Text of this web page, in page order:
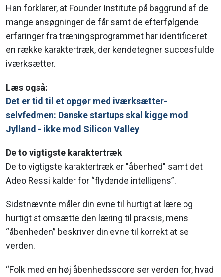
Han forklarer, at Founder Institute på baggrund af de
mange ansøgninger de får samt de efterfølgende
erfaringer fra træningsprogrammet har identificeret
en række karaktertræk, der kendetegner succesfulde
iværksætter.
Læs også:
Det er tid til et opgør med iværksætter-
selvfedmen: Danske startups skal kigge mod
Jylland - ikke mod Silicon Valley
De to vigtigste karaktertræk
De to vigtigste karaktertræk er "åbenhed" samt det
Adeo Ressi kalder for “flydende intelligens”.
Sidstnævnte måler din evne til hurtigt at lære og
hurtigt at omsætte den læring til praksis, mens
“åbenheden” beskriver din evne til korrekt at se
verden.
“Folk med en høj åbenhedsscore ser verden for, hvad